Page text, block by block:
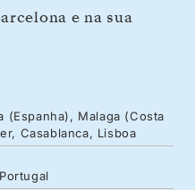
e na sua
uma paella em
Andaluzia. Gibraltar
seguindo-se
de Cádis. As medinas
em
(Espanha), Malaga (Costa
Casablanca, Lisboa